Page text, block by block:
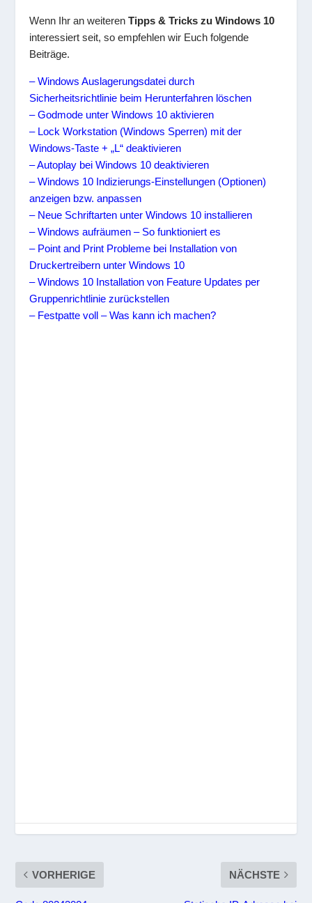
Wenn Ihr an weiterenTipps & Tricks zu Windows 10
interessiert seit, so empfehlen wir Euch folgende
Beiträge.
– Windows Auslagerungsdatei durch
Sicherheitsrichtlinie beim Herunterfahren löschen
– Godmode unter Windows 10 aktivieren
– Lock Workstation (Windows Sperren) mit der
Windows-Taste + „L“ deaktivieren
– Autoplay bei Windows 10 deaktivieren
– Windows 10 Indizierungs-Einstellungen (Optionen)
anzeigen bzw. anpassen
– Neue Schriftarten unter Windows 10 installieren
– Windows aufräumen – So funktioniert es
– Point and Print Probleme bei Installation von
Druckertreibern unter Windows 10
– Windows 10 Installation von Feature Updates per
Gruppenrichtlinie zurückstellen
– Festpatte voll – Was kann ich machen?
VORHERIGE NÄCHSTE